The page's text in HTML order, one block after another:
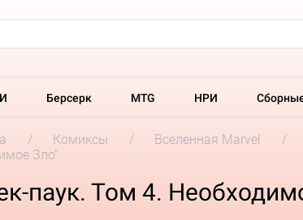
Берсерк MTG НРИ
Комиксы
Вселенная Marvel
Зло"
паук. Том 4.